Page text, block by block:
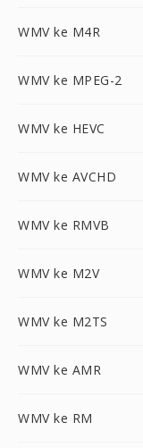
WMV ke M4R
WMV ke MPEG-2
WMV ke HEVC
WMV ke AVCHD
WMV ke RMVB
WMV ke M2V
WMV ke M2TS
WMV ke AMR
WMV ke RM